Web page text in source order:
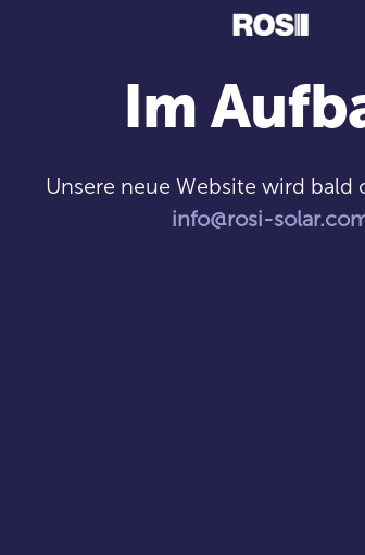
Im
Unsere neue Website wird bald
info@rosi-